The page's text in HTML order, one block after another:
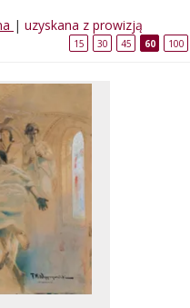
| uzyskana z prowizją
15 30 45 60 100